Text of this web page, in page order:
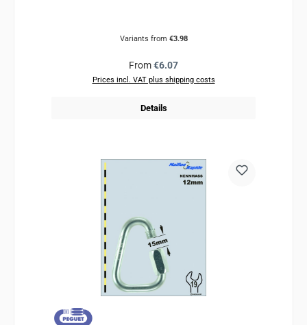
Variants from €3.98
Regular price:
From€6.07
Prices incl. VAT plus shipping costs
Details